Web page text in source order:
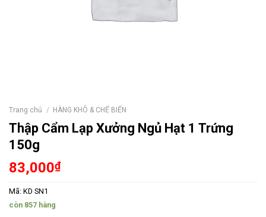
Trang chủ / HÀNG KHÔ & CHẾ BIẾN
Thập Cẩm Lạp Xưởng Ngủ Hạt 1 Trứng
150g
83,000₫
Mã: KD SN1
còn 857 hàng